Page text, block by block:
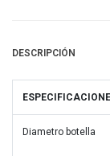
DESCRIPCIÓN
Diametro botella